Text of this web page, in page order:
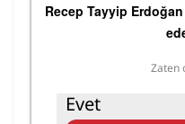
Recep Tayyip Erdoğan
Zaten
Evet